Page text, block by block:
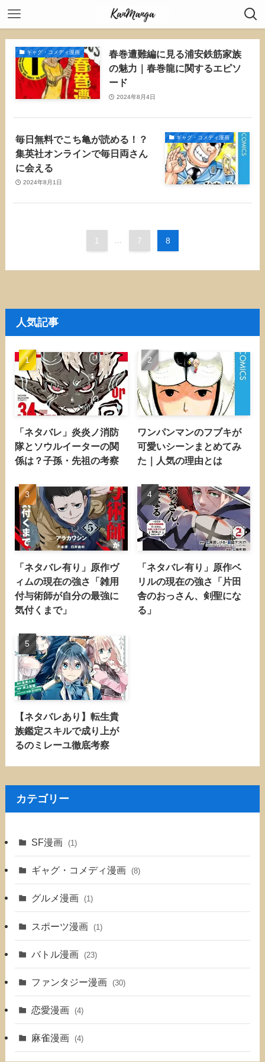
ギャグ・コメディ漫画
春巻遭難編に見る浦安鉄筋家族
の魅力｜春巻龍に関するエピソ
ード
2024年8月4日
ギャグ・コメディ漫画
毎日無料でこち亀が読める！？
集英社オンラインで毎日両さん
に会える
2024年8月1日
1 7 8
人気記事
「ネタバレ」炎炎ノ消防
隊とソウルイーターの関
係は？子孫・先祖の考察
ワンパンマンのフブキが
可愛いシーンまとめてみ
た｜人気の理由とは
「ネタバレ有り」原作ヴ
ィムの現在の強さ「雑用
付与術師が自分の最強に
気付くまで」
「ネタバレ有り」原作ベ
リルの現在の強さ「片田
舎のおっさん、剣聖にな
る」
【ネタバレあり】転生貴
族鑑定スキルで成り上が
るのミレーユ徹底考察
カテゴリー
SF漫画 (1)
ギャグ・コメディ漫画 (8)
グルメ漫画 (1)
スポーツ漫画 (1)
バトル漫画 (23)
ファンタジー漫画 (30)
恋愛漫画 (4)
麻雀漫画 (4)